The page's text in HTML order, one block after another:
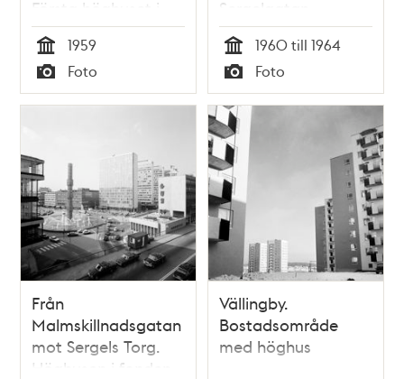
Första höghuset i
fonden
Tid
1959
Typ
Foto
Sergelgatan
Tid
1960 till 1964
Typ
Foto
Från
Malmskillnadsgatan
mot Sergels Torg.
Höghusen i fonden
Vällingby.
Bostadsområde
med höghus